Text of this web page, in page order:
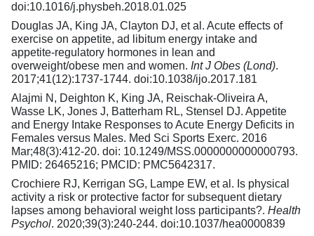
doi:10.1016/j.physbeh.2018.01.025
Douglas JA, King JA, Clayton DJ, et al. Acute effects of
exercise on appetite, ad libitum energy intake and
appetite-regulatory hormones in lean and
overweight/obese men and women. Int J Obes (Lond).
2017;41(12):1737-1744. doi:10.1038/ijo.2017.181
Alajmi N, Deighton K, King JA, Reischak-Oliveira A,
Wasse LK, Jones J, Batterham RL, Stensel DJ. Appetite
and Energy Intake Responses to Acute Energy Deficits in
Females versus Males. Med Sci Sports Exerc. 2016
Mar;48(3):412-20. doi: 10.1249/MSS.0000000000000793.
PMID: 26465216; PMCID: PMC5642317.
Crochiere RJ, Kerrigan SG, Lampe EW, et al. Is physical
activity a risk or protective factor for subsequent dietary
lapses among behavioral weight loss participants?. Health
Psychol. 2020;39(3):240-244. doi:10.1037/hea0000839